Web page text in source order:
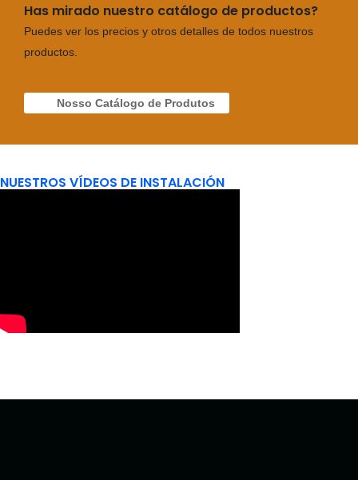
Has mirado nuestro catálogo de productos?
Puedes ver los precios y otros detalles de todos nuestros
productos.
Nosso Catálogo de Produtos
NUESTROS VÍDEOS DE INSTALACIÓN